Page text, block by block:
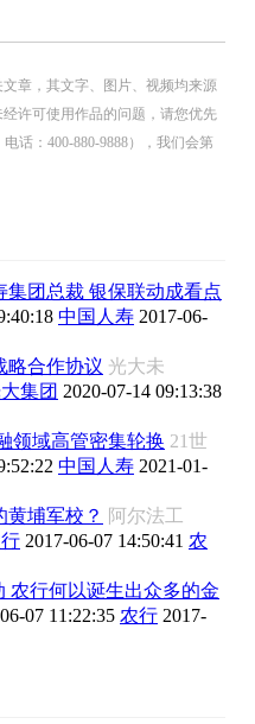
章，其文字、图片、视频均来源
许可使用作品的问题，请您优先
电话：400-880-9888），我们会第
团总裁 银保联动成看点
中国人寿 2017-06-
略合作协议 光大未
集团 2020-07-14 09:13:38
领域高管密集轮换 21世
中国人寿 2021-01-
埔军校？ 阿尔法工
2017-06-07 14:50:41 农
农行何以诞生出众多的金
07 11:22:35 农行 2017-